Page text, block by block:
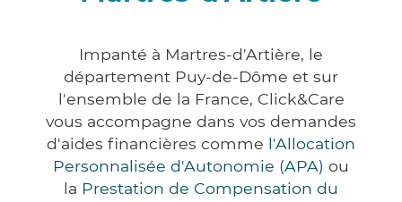
Impanté à Martres-d'Artière, le
département Puy-de-Dôme et sur
l'ensemble de la France, Click&Care
vous accompagne dans vos demandes
d'aides financières comme l'Allocation
Personnalisée d'Autonomie (APA) ou
la Prestation de Compensation du